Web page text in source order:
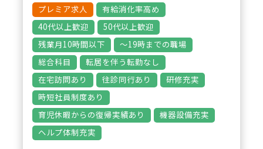
に関わらず活躍できる環境となっ
ています。経験が浅い方でも、サ
ポートを受けながら、段階的にス
キルアップが可能です。
プレミア求人
有給消化率高め
40代以上歓迎
50代以上歓迎
残業月10時間以下
～19時までの職場
総合科目
転居を伴う転勤なし
在宅訪問あり
往診同行あり
研修充実
時短社員制度あり
育児休暇からの復帰実績あり
機器設備充実
ヘルプ体制充実